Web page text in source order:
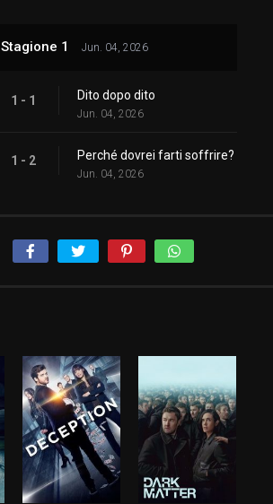
Stagione 1 Jun. 04, 2026
1 - 1 Dito dopo dito
Jun. 04, 2026
1 - 2 Perché dovrei farti soffrire?
Jun. 04, 2026